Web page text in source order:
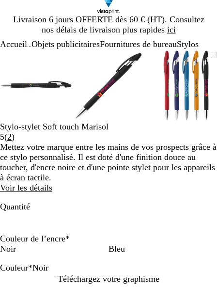
Livraison 6 jours OFFERTE dès 60 € (HT). Consultez
nos délais de livraison plus rapides ici
Diapositive
1
Accueil Objets publicitairesFournitures de bureauStylos
plus
zoomer
les
touches
fléchées
pour
faire
zoomable
minimum
Cliquez
pour
développer
Utilisez
touches
plus
zoomer
les
touches
fléchées
Image
zoomable
Zoom
au
minimum
Cliquez
pour
Utilisez
les
touches
plus
et
moins
pour
les
touches
fléchées
3
Stylo-stylet Soft touch Marisol
5(2Lire
les
2
avis
)
Mettez votre marque entre les mains de vos prospects grâce à
ce stylo personnalisé. Il est doté d'une finition douce au
toucher, d'encre noire et d'une pointe stylet pour les appareils
à écran tactile.
Voir les détails
Quantité
Couleur de l’encre*
Noir
Bleu
Couleur*Noir
Téléchargez votre graphisme